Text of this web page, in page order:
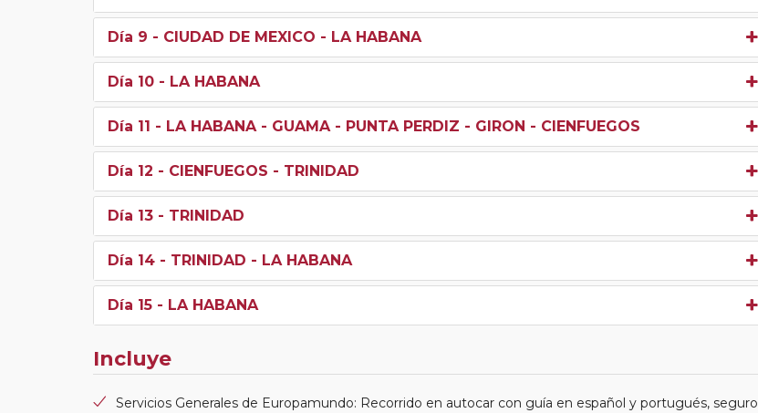
Día 9 - CIUDAD DE MEXICO - LA HABANA
Día 10 - LA HABANA
Día 11 - LA HABANA - GUAMA - PUNTA PERDIZ - GIRON - CIENFUEGOS
Día 12 - CIENFUEGOS - TRINIDAD
Día 13 - TRINIDAD
Día 14 - TRINIDAD - LA HABANA
Día 15 - LA HABANA
Incluye
Servicios Generales de Europamundo: Recorrido en autocar con guía en español y portugués, seguro